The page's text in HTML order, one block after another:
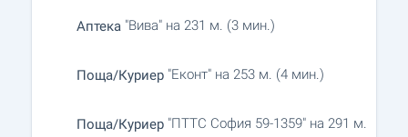
Аптека "Вива" на 231 м. (3 мин.)
Поща/Куриер "Еконт" на 253 м. (4 мин.)
Поща/Куриер "ПТТС София 59-1359" на 291 м.